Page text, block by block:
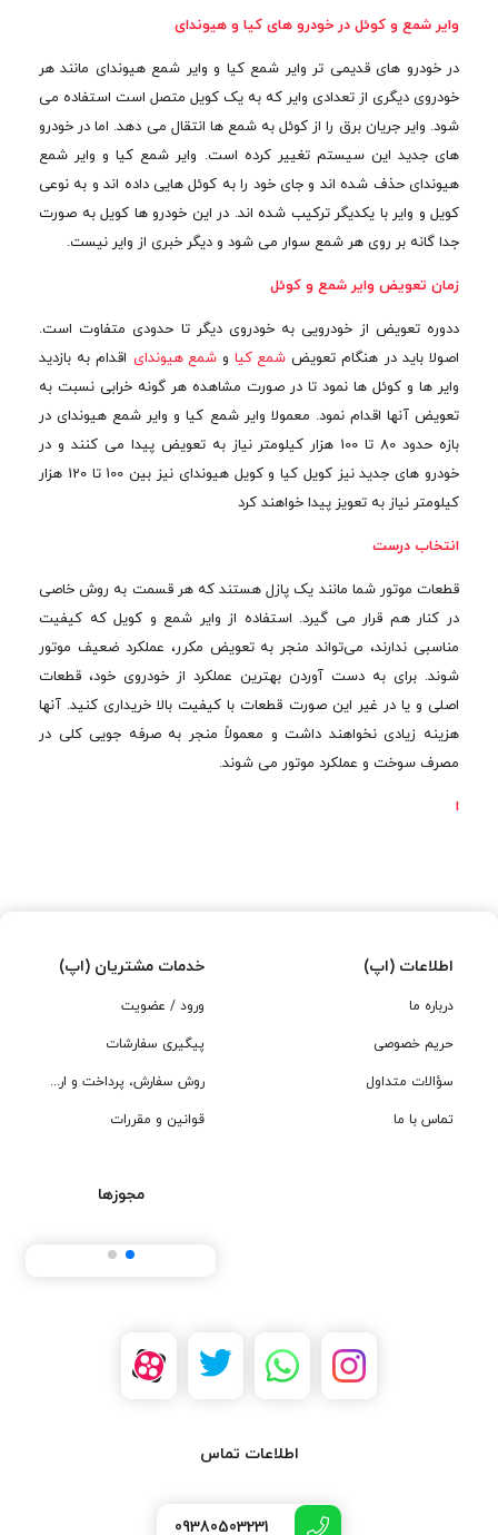
وایر شمع و کوئل در خودرو های کیا و هیوندای
در خودرو های قدیمی تر وایر شمع کیا و وایر شمع هیوندای مانند هر
خودروی دیگری از تعدادی وایر که به یک کویل متصل است استفاده می
شود. وایر جریان برق را از کوئل به شمع ها انتقال می دهد. اما در خودرو
های جدید این سیستم تغییر کرده است. وایر شمع کیا و وایر شمع
هیوندای حذف شده اند و جای خود را به کوئل هایی داده اند و به نوعی
کویل و وایر با یکدیگر ترکیب شده اند. در این خودرو ها کویل به صورت
جدا گانه بر روی هر شمع سوار می شود و دیگر خبری از وایر نیست.
زمان تعویض وایر شمع و کوئل
ددوره تعویض از خودرویی به خودروی دیگر تا حدودی متفاوت است.
اصولا باید در هنگام تعویض شمع کیاوشمع هیوندای اقدام به بازدید
وایر ها و کوئل ها نمود تا در صورت مشاهده هر گونه خرابی نسبت به
تعویض آنها اقدام نمود. معمولا وایر شمع کیا و وایر شمع هیوندای در
بازه حدود 80 تا 100 هزار کیلومتر نیاز به تعویض پیدا می کنند و در
خودرو های جدید نیز کویل کیا و کویل هیوندای نیز بین 100 تا 120 هزار
کیلومتر نیاز به تعویز پیدا خواهند کرد
انتخاب درست
قطعات موتور شما مانند یک پازل هستند که هر قسمت به روش خاصی
در کنار هم قرار می گیرد. استفاده از وایر شمع و کویل که کیفیت
مناسبی ندارند، می‌تواند منجر به تعویض مکرر، عملکرد ضعیف موتور
شوند. برای به دست آوردن بهترین عملکرد از خودروی خود، قطعات
اصلی و یا در غیر این صورت قطعات با کیفیت بالا خریداری کنید. آنها
هزینه زیادی نخواهند داشت و معمولاً منجر به صرفه جویی کلی در
مصرف سوخت و عملکرد موتور می شوند.
ا
اطلاعات (اپ)
درباره ما
حریم خصوصی
سؤالات متداول
تماس با ما
خدمات مشتریان (اپ)
ورود / عضویت
پیگیری سفارشات
روش سفارش، پرداخت و ارسال
قوانین و مقررات
مجوزها
اطلاعات تماس
09380503231